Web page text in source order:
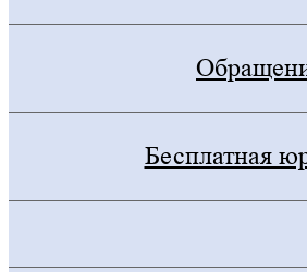
Бесплатная